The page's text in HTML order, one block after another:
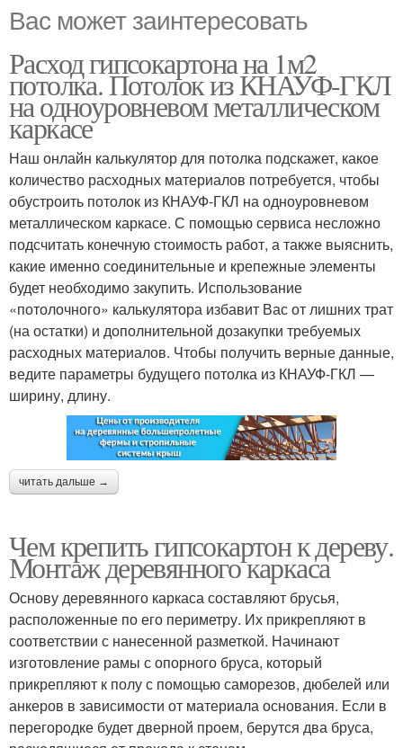
Вас может заинтересовать
Расход гипсокартона на 1м2
потолка. Потолок из КНАУФ-ГКЛ
на одноуровневом металлическом
каркасе
Наш онлайн калькулятор для потолка подскажет, какое
количество расходных материалов потребуется, чтобы
обустроить потолок из КНАУФ-ГКЛ на одноуровневом
металлическом каркасе. С помощью сервиса несложно
подсчитать конечную стоимость работ, а также выяснить,
какие именно соединительные и крепежные элементы
будет необходимо закупить. Использование
«потолочного» калькулятора избавит Вас от лишних трат
(на остатки) и дополнительной дозакупки требуемых
расходных материалов. Чтобы получить верные данные,
ведите параметры будущего потолка из КНАУФ-ГКЛ —
ширину, длину.
читать дальше →
Чем крепить гипсокартон к дереву.
Монтаж деревянного каркаса
Основу деревянного каркаса составляют брусья,
расположенные по его периметру. Их прикрепляют в
соответствии с нанесенной разметкой. Начинают
изготовление рамы с опорного бруса, который
прикрепляют к полу с помощью саморезов, дюбелей или
анкеров в зависимости от материала основания. Если в
перегородке будет дверной проем, берутся два бруса,